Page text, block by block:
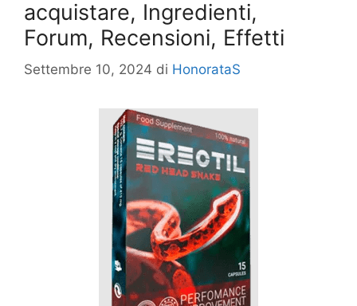
acquistare, Ingredienti,
Forum, Recensioni, Effetti
Settembre 10, 2024 di HonorataS